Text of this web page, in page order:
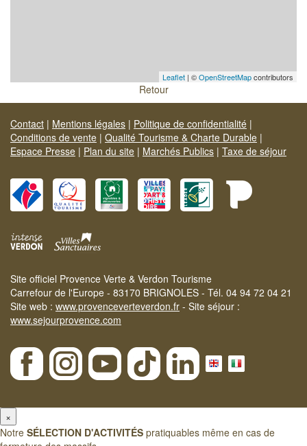
Leaflet | ©OpenStreetMapcontributors
Retour
Contact | Mentions légales | Politique de confidentialité |
Conditions de vente | Qualité Tourisme & Charte Durable |
Espace Presse | Plan du site | Marchés Publics | Taxe de séjour
Site officiel Provence Verte & Verdon Tourisme
Carrefour de l'Europe - 83170 BRIGNOLES - Tél. 04 94 72 04 21
Site web : www.provenceverteverdon.fr - Site séjour :
www.sejourprovence.com
×
Notre SÉLECTION D'ACTIVITÉS pratiquables même en cas de